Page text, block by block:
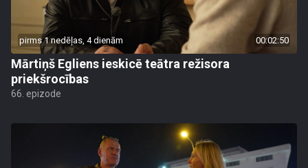
pirms 1 nedēļas, 4 dienām 00:02:50
Mārtiņš Egliens ieskicē teātra režisora
priekšrocības
66. epizode